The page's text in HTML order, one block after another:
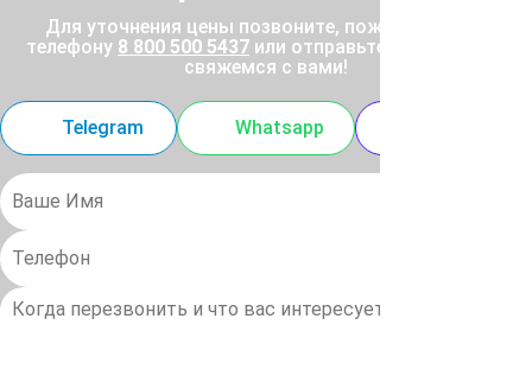
Для уточнения цены позвоните, пожалуйста, по
телефону 8 800 500 5437 или отправьте заявку, и мы
свяжемся с вами!
Telegram Whatsapp